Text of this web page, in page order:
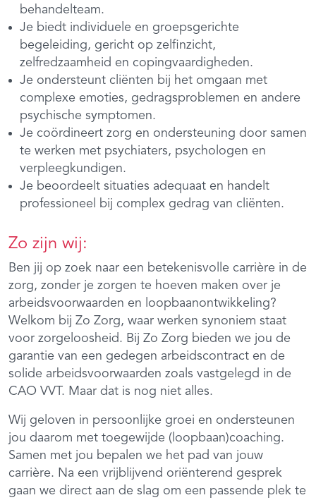
behandelteam.
Je biedt individuele en groepsgerichte
begeleiding, gericht op zelfinzicht,
zelfredzaamheid en copingvaardigheden.
Je ondersteunt cliënten bij het omgaan met
complexe emoties, gedragsproblemen en andere
psychische symptomen.
Je coördineert zorg en ondersteuning door samen
te werken met psychiaters, psychologen en
verpleegkundigen.
Je beoordeelt situaties adequaat en handelt
professioneel bij complex gedrag van cliënten.
Zo zijn wij:
Ben jij op zoek naar een betekenisvolle carrière in de
zorg, zonder je zorgen te hoeven maken over je
arbeidsvoorwaarden en loopbaanontwikkeling?
Welkom bij Zo Zorg, waar werken synoniem staat
voor zorgeloosheid. Bij Zo Zorg bieden we jou de
garantie van een gedegen arbeidscontract en de
solide arbeidsvoorwaarden zoals vastgelegd in de
CAO VVT. Maar dat is nog niet alles.
Wij geloven in persoonlijke groei en ondersteunen
jou daarom met toegewijde (loopbaan)coaching.
Samen met jou bepalen we het pad van jouw
carrière. Na een vrijblijvend oriënterend gesprek
gaan we direct aan de slag om een passende plek te